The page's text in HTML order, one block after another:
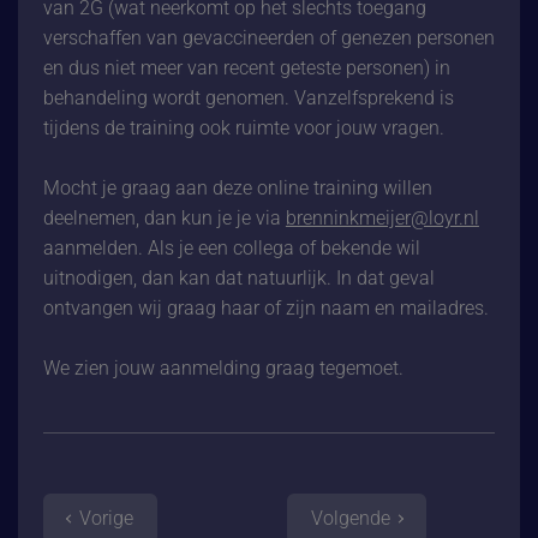
van 2G (wat neerkomt op het slechts toegang
verschaffen van gevaccineerden of genezen personen
en dus niet meer van recent geteste personen) in
behandeling wordt genomen. Vanzelfsprekend is
tijdens de training ook ruimte voor jouw vragen.
Mocht je graag aan deze online training willen
deelnemen, dan kun je je via brenninkmeijer@loyr.nl
aanmelden. Als je een collega of bekende wil
uitnodigen, dan kan dat natuurlijk. In dat geval
ontvangen wij graag haar of zijn naam en mailadres.
We zien jouw aanmelding graag tegemoet.
Vorige Volgende